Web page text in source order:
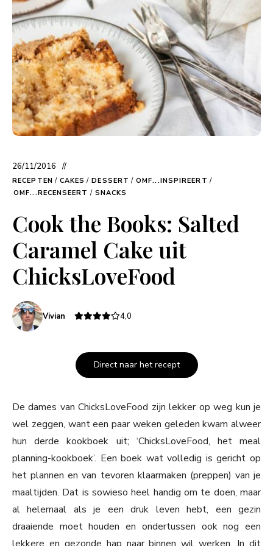
26/11/2016
RECEPTEN / CAKES / DESSERT / OMF...INSPIREERT /
OMF...RECENSEERT / SNACKS
Cook the Books: Salted
Caramel Cake uit
ChicksLoveFood
Vivian 4,0
Direct naar het recept
De dames van ChicksLoveFood zijn lekker op weg kun je
wel zeggen, want een paar weken geleden kwam alweer
hun derde kookboek uit; ‘ChicksLoveFood, het meal
planning-kookboek’. Een boek wat volledig is gericht op
het plannen en van tevoren klaarmaken (preppen) van je
maaltijden. Dat is sowieso heel handig om te doen, maar
al helemaal als je een druk leven hebt, een gezin
draaiende moet houden en ondertussen ook nog een